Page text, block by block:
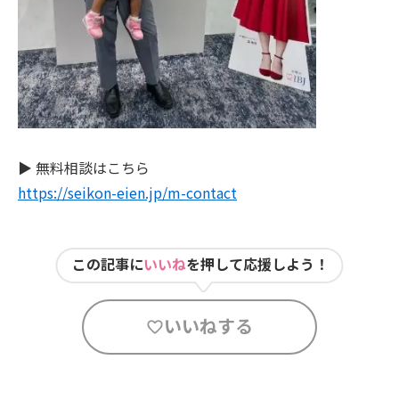
▶ 無料相談はこちら
https://seikon-eien.jp/m-contact
この記事にいいねを押して応援しよう！
いいねする